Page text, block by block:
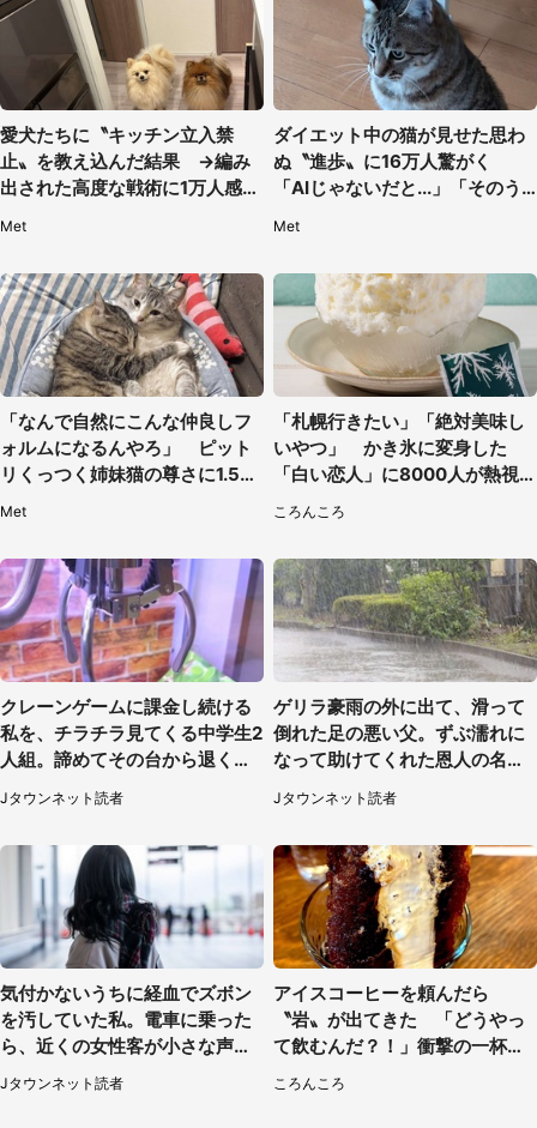
愛犬たちに〝キッチン立入禁
止〟を教え込んだ結果 →編み
出された高度な戦術に1万人感心
Met
ダイエット中の猫が見せた思わ
ぬ〝進歩〟に16万人驚がく
「AIじゃないだと...」「そのう
Met
「なんで自然にこんな仲良しフ
ォルムになるんやろ」 ピット
リくっつく姉妹猫の尊さに1.5万
Met
「札幌行きたい」「絶対美味し
いやつ」 かき氷に変身した
「白い恋人」に8000人が熱視
ころんころ
クレーンゲームに課金し続ける
私を、チラチラ見てくる中学生2
人組。諦めてその台から退く
と、後ろから声が（東京都・40
代女性）
Jタウンネット読者
ゲリラ豪雨の外に出て、滑って
倒れた足の悪い父。ずぶ濡れに
なって助けてくれた恩人の名前
Jタウンネット読者
気付かないうちに経血でズボン
を汚していた私。電車に乗った
ら、近くの女性客が小さな声で
（千葉県・10代女性）
Jタウンネット読者
アイスコーヒーを頼んだら
〝岩〟が出てきた 「どうやっ
て飲むんだ？！」衝撃の一杯が
ころんころ